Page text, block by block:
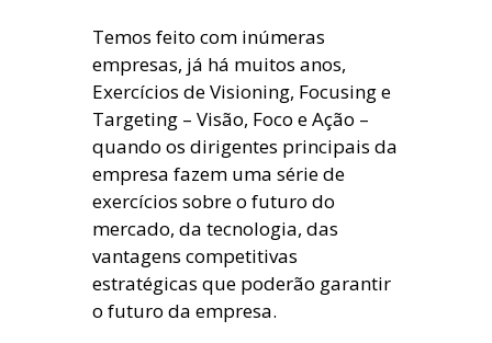
Temos feito com inúmeras
empresas, já há muitos anos,
Exercícios de Visioning, Focusing e
Targeting – Visão, Foco e Ação –
quando os dirigentes principais da
empresa fazem uma série de
exercícios sobre o futuro do
mercado, da tecnologia, das
vantagens competitivas
estratégicas que poderão garantir
o futuro da empresa.